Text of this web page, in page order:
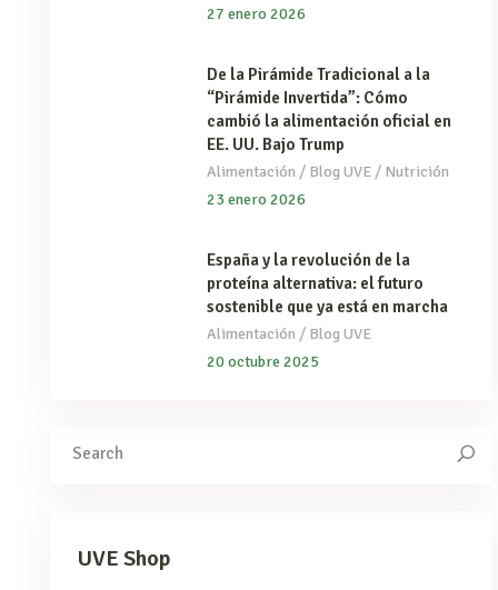
27 enero 2026
De la Pirámide Tradicional a la
“Pirámide Invertida”: Cómo
cambió la alimentación oficial en
EE. UU. Bajo Trump
Alimentación / Blog UVE/ Nutrición
23 enero 2026
España y la revolución de la
proteína alternativa: el futuro
sostenible que ya está en marcha
Alimentación / Blog UVE
20 octubre 2025
UVE Shop